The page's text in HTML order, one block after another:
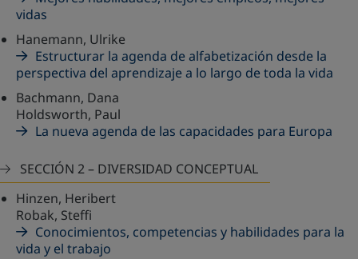
vidas
Hanemann, Ulrike
Estructurar la agenda de alfabetización desde la
perspectiva del aprendizaje a lo largo de toda la vida
Bachmann, Dana
Holdsworth, Paul
La nueva agenda de las capacidades para Europa
SECCIÓN 2 – DIVERSIDAD CONCEPTUAL
Hinzen, Heribert
Robak, Steffi
Conocimientos, competencias y habilidades para la
vida y el trabajo